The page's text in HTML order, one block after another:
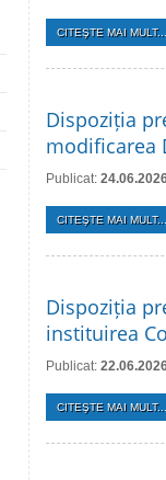
CITEŞTE MAI MULT...
Dispoziția
modificarea
Publicat:
CITEŞTE MAI MULT...
Dispoziția
instituirea
Publicat:
CITEŞTE MAI MULT...